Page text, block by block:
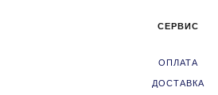
СЕРВИС
ОПЛАТА
ДОСТАВКА